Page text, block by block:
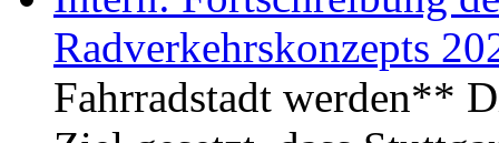
Radverkehrskonzepts
Fahrradstadt werden**